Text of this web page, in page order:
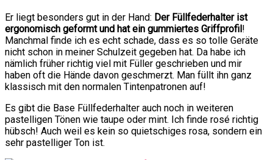
Er liegt besonders gut in der Hand: Der Füllfederhalter ist
ergonomisch geformt und hat ein gummiertes Griffprofil!
Manchmal finde ich es echt schade, dass es so tolle Geräte
nicht schon in meiner Schulzeit gegeben hat. Da habe ich
nämlich früher richtig viel mit Füller geschrieben und mir
haben oft die Hände davon geschmerzt. Man füllt ihn ganz
klassisch mit den normalen Tintenpatronen auf!
Es gibt die Base Füllfederhalter auch noch in weiteren
pastelligen Tönen wie taupe oder mint. Ich finde rosé richtig
hübsch! Auch weil es kein so quietschiges rosa, sondern ein
sehr pastelliger Ton ist.